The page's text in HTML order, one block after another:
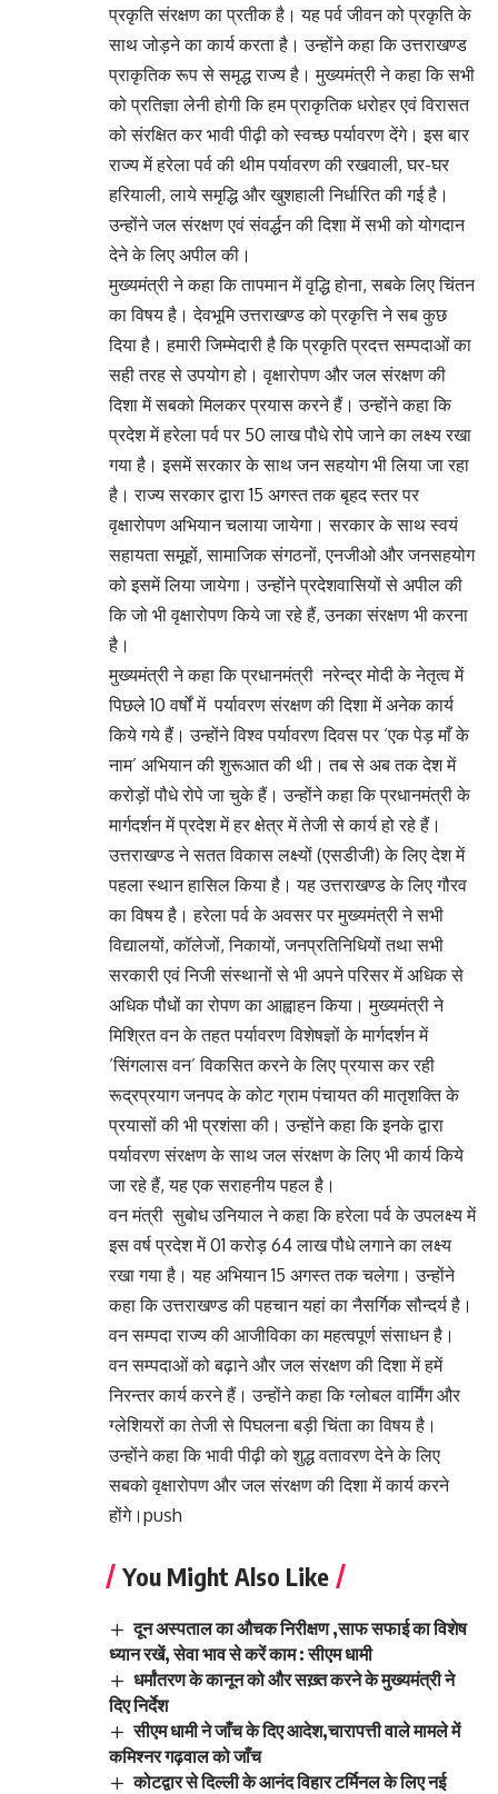
प्रकृति संरक्षण का प्रतीक है। यह पर्व जीवन को प्रकृति के
साथ जोड़ने का कार्य करता है। उन्होंने कहा कि उत्तराखण्ड
प्राकृतिक रूप से समृद्ध राज्य है। मुख्यमंत्री ने कहा कि सभी
को प्रतिज्ञा लेनी होगी कि हम प्राकृतिक धरोहर एवं विरासत
को संरक्षित कर भावी पीढ़ी को स्वच्छ पर्यावरण देंगे। इस बार
राज्य में हरेला पर्व की थीम पर्यावरण की रखवाली, घर-घर
हरियाली, लाये समृद्धि और खुशहाली निर्धारित की गई है।
उन्होंने जल संरक्षण एवं संवर्द्धन की दिशा में सभी को योगदान
देने के लिए अपील की।
मुख्यमंत्री ने कहा कि तापमान में वृद्धि होना, सबके लिए चिंतन
का विषय है। देवभूमि उत्तराखण्ड को प्रकृत्ति ने सब कुछ
दिया है। हमारी जिम्मेदारी है कि प्रकृति प्रदत्त सम्पदाओं का
सही तरह से उपयोग हो। वृक्षारोपण और जल संरक्षण की
दिशा में सबको मिलकर प्रयास करने हैं। उन्होंने कहा कि
प्रदेश में हरेला पर्व पर 50 लाख पौधे रोपे जाने का लक्ष्य रखा
गया है। इसमें सरकार के साथ जन सहयोग भी लिया जा रहा
है। राज्य सरकार द्वारा 15 अगस्त तक बृहद स्तर पर
वृक्षारोपण अभियान चलाया जायेगा। सरकार के साथ स्वयं
सहायता समूहों, सामाजिक संगठनों, एनजीओ और जनसहयोग
को इसमें लिया जायेगा। उन्होंने प्रदेशवासियों से अपील की
कि जो भी वृक्षारोपण किये जा रहे हैं, उनका संरक्षण भी करना
है।
मुख्यमंत्री ने कहा कि प्रधानमंत्री नरेन्द्र मोदी के नेतृत्व में
पिछले 10 वर्षों में पर्यावरण संरक्षण की दिशा में अनेक कार्य
किये गये हैं। उन्होंने विश्व पर्यावरण दिवस पर ‘एक पेड़ माँ के
नाम’ अभियान की शुरूआत की थी। तब से अब तक देश में
करोड़ों पौधे रोपे जा चुके हैं। उन्होंने कहा कि प्रधानमंत्री के
मार्गदर्शन में प्रदेश में हर क्षेत्र में तेजी से कार्य हो रहे हैं।
उत्तराखण्ड ने सतत विकास लक्ष्यों (एसडीजी) के लिए देश में
पहला स्थान हासिल किया है। यह उत्तराखण्ड के लिए गौरव
का विषय है। हरेला पर्व के अवसर पर मुख्यमंत्री ने सभी
विद्यालयों, कॉलेजों, निकायों, जनप्रतिनिधियों तथा सभी
सरकारी एवं निजी संस्थानों से भी अपने परिसर में अधिक से
अधिक पौधों का रोपण का आह्वाहन किया। मुख्यमंत्री ने
मिश्रित वन के तहत पर्यावरण विशेषज्ञों के मार्गदर्शन में
‘सिंगलास वन’ विकसित करने के लिए प्रयास कर रही
रूद्रप्रयाग जनपद के कोट ग्राम पंचायत की मातृशक्ति के
प्रयासों की भी प्रशंसा की। उन्होंने कहा कि इनके द्वारा
पर्यावरण संरक्षण के साथ जल संरक्षण के लिए भी कार्य किये
जा रहे हैं, यह एक सराहनीय पहल है।
वन मंत्री सुबोध उनियाल ने कहा कि हरेला पर्व के उपलक्ष्य में
इस वर्ष प्रदेश में 01 करोड़ 64 लाख पौधे लगाने का लक्ष्य
रखा गया है। यह अभियान 15 अगस्त तक चलेगा। उन्होंने
कहा कि उत्तराखण्ड की पहचान यहां का नैसर्गिक सौन्दर्य है।
वन सम्पदा राज्य की आजीविका का महत्वपूर्ण संसाधन है।
वन सम्पदाओं को बढ़ाने और जल संरक्षण की दिशा में हमें
निरन्तर कार्य करने हैं। उन्होंने कहा कि ग्लोबल वार्मिंग और
ग्लेशियरों का तेजी से पिघलना बड़ी चिंता का विषय है।
उन्होंने कहा कि भावी पीढ़ी को शुद्ध वतावरण देने के लिए
सबको वृक्षारोपण और जल संरक्षण की दिशा में कार्य करने
होंगे।push
You Might Also Like
दून अस्पताल का औचक निरीक्षण ,साफ सफाई का विशेष
ध्यान रखें, सेवा भाव से करें काम : सीएम धामी
धर्मांतरण के कानून को और सख़्त करने के मुख्यमंत्री ने
दिए निर्देश
सीएम धामी ने जाँच के दिए आदेश,चारापत्ती वाले मामले में
कमिश्नर गढ़वाल को जाँच
कोटद्वार से दिल्ली के आनंद विहार टर्मिनल के लिए नई